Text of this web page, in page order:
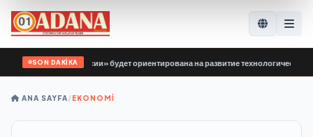
SON DAKİKA
России» будет ориентирована на развитие технологического
ANA SAYFA/EKONOMİ